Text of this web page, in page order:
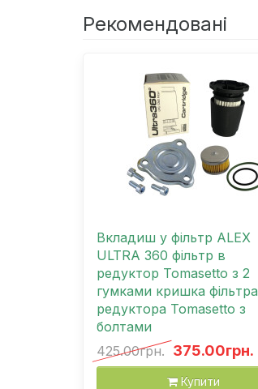
Рекомендовані
Вкладиш у фільтр ALEX
ULTRA 360 фільтр в
редуктор Tomasetto з 2
гумками кришка фільтра
редуктора Tomasetto з
болтами
425.00грн. 375.00грн.
Купити